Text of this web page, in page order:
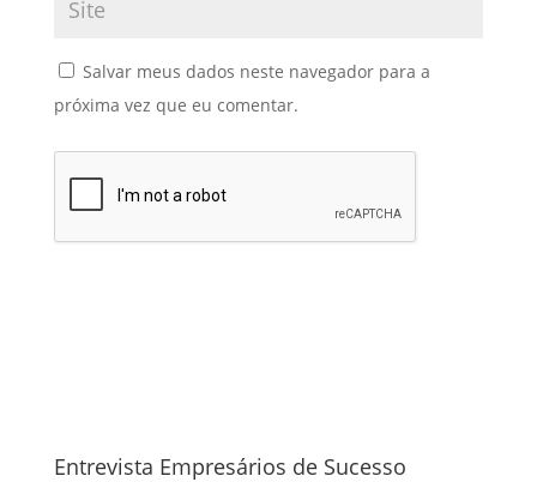
Salvar meus dados neste navegador para a
próxima vez que eu comentar.
Entrevista Empresários de Sucesso